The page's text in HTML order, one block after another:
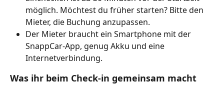
möglich. Möchtest du früher starten? Bitte den
Mieter, die Buchung anzupassen.
Der Mieter braucht ein Smartphone mit der
SnappCar-App, genug Akku und eine
Internetverbindung.
Was ihr beim Check-in gemeinsam macht